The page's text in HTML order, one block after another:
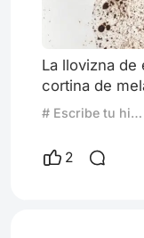
La llovizna de
cortina de
caminaba sin
los bolsillos y
de los
entonces
# Escribe tu historia: Tu experiencia más aterradora
2